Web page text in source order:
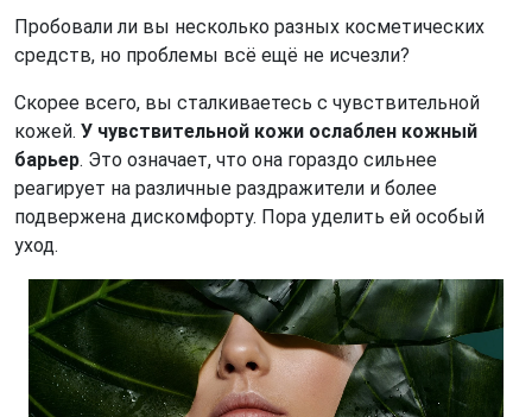
Пробовали ли вы несколько разных косметических
средств, но проблемы всё ещё не исчезли?
Скорее всего, вы сталкиваетесь с чувствительной
кожей. У чувствительной кожи ослаблен кожный
барьер. Это означает, что она гораздо сильнее
реагирует на различные раздражители и более
подвержена дискомфорту. Пора уделить ей особый
уход.